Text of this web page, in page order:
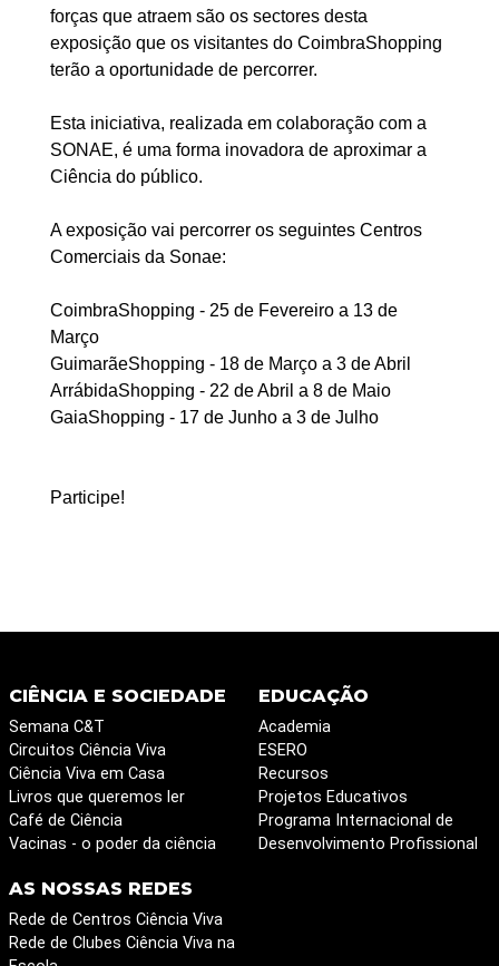
forças que atraem são os sectores desta
exposição que os visitantes do CoimbraShopping
terão a oportunidade de percorrer.
Esta iniciativa, realizada em colaboração com a
SONAE, é uma forma inovadora de aproximar a
Ciência do público.
A exposição vai percorrer os seguintes Centros
Comerciais da Sonae:
CoimbraShopping - 25 de Fevereiro a 13 de
Março
GuimarãeShopping - 18 de Março a 3 de Abril
ArrábidaShopping - 22 de Abril a 8 de Maio
GaiaShopping - 17 de Junho a 3 de Julho
Participe!
CIÊNCIA E SOCIEDADE
Semana C&T
Circuitos Ciência Viva
Ciência Viva em Casa
Livros que queremos ler
Café de Ciência
Vacinas - o poder da ciência
EDUCAÇÃO
Academia
ESERO
Recursos
Projetos Educativos
Programa Internacional de
Desenvolvimento Profissional
AS NOSSAS REDES
Rede de Centros Ciência Viva
Rede de Clubes Ciência Viva na